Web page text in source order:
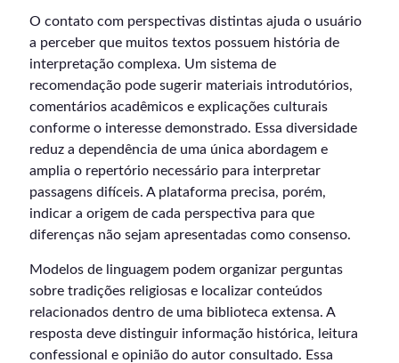
O contato com perspectivas distintas ajuda o usuário
a perceber que muitos textos possuem história de
interpretação complexa. Um sistema de
recomendação pode sugerir materiais introdutórios,
comentários acadêmicos e explicações culturais
conforme o interesse demonstrado. Essa diversidade
reduz a dependência de uma única abordagem e
amplia o repertório necessário para interpretar
passagens difíceis. A plataforma precisa, porém,
indicar a origem de cada perspectiva para que
diferenças não sejam apresentadas como consenso.
Modelos de linguagem podem organizar perguntas
sobre tradições religiosas e localizar conteúdos
relacionados dentro de uma biblioteca extensa. A
resposta deve distinguir informação histórica, leitura
confessional e opinião do autor consultado. Essa